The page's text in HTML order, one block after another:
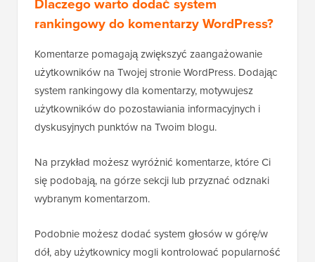
rankingowy do komentarzy WordPress?
Komentarze pomagają zwiększyć zaangażowanie
użytkowników na Twojej stronie WordPress. Dodając
system rankingowy dla komentarzy, motywujesz
użytkowników do pozostawiania informacyjnych i
dyskusyjnych punktów na Twoim blogu.
Na przykład możesz wyróżnić komentarze, które Ci
się podobają, na górze sekcji lub przyznać odznaki
wybranym komentarzom.
Podobnie możesz dodać system głosów w górę/w
dół, aby użytkownicy mogli kontrolować popularność